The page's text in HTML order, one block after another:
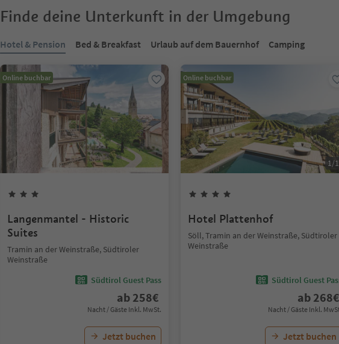
Finde deine Unterkunft in der Umgebung
Hotel & Pension Bed & Breakfast Urlaub auf dem Bauernhof Camping
Online buchbar
Langenmantel - Historic
Suites
Tramin an der Weinstraße, Südtiroler
Weinstraße
Südtirol Guest Pass
ab 258€
Nacht / Gäste Inkl. MwSt.
Jetzt buchen
Online buchbar
1/
Hotel Plattenhof
Söll, Tramin an der Weinstraße, Südtiroler
Weinstraße
Südtirol Guest
ab 268€
Nacht / Gäste Inkl.
Jetzt buchen